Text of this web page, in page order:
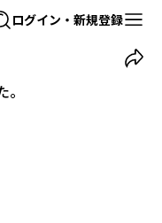
ログイン・新規登録